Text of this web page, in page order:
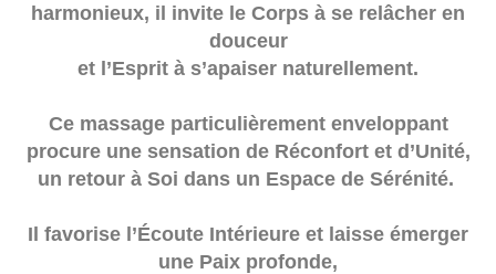
harmonieux, il invite le Corps à se relâcher en
douceur
et l’Esprit à s’apaiser naturellement.
Ce massage particulièrement enveloppant
procure une sensation de Réconfort et d’Unité,
un retour à Soi dans un Espace de Sérénité.
Il favorise l’Écoute Intérieure et laisse émerger
une Paix profonde,